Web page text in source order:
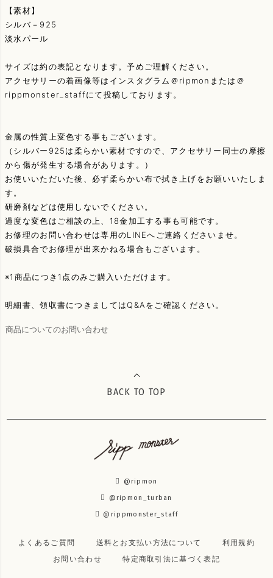
【素材】
シルバ－925
淡水パール
サイズは約の表記となります。予めご理解ください。
アクセサリーの着画像等はインスタグラム＠ripmonまたは＠
rippmonster_staffにて投稿しております。
金属の性質上変色する事もございます。
（シルバー925は柔らかい素材ですので、アクセサリー同士の摩擦
から傷が発生する場合があります。）
お使いいただいた後、必ず柔らかい布で拭き上げをお願いいたしま
す。
研磨剤などは使用しないでください。
過度な変色はご相談の上、18金加工する事も可能です。
お修理のお問い合わせは専用のLINEへご連絡くださいませ。
破損具合でお修理が出来かねる場合もございます。
※1商品につき1点のみご購入いただけます。
明細書、領収書につきましてはQ&Aをご確認ください。
商品についてのお問い合わせ
BACK TO TOP
@ripmon
@ripmon_turban
@rippmonster_staff
よくあるご質問 送料とお支払い方法について
利用規約
お問い合わせ
特定商取引法に基づく表記